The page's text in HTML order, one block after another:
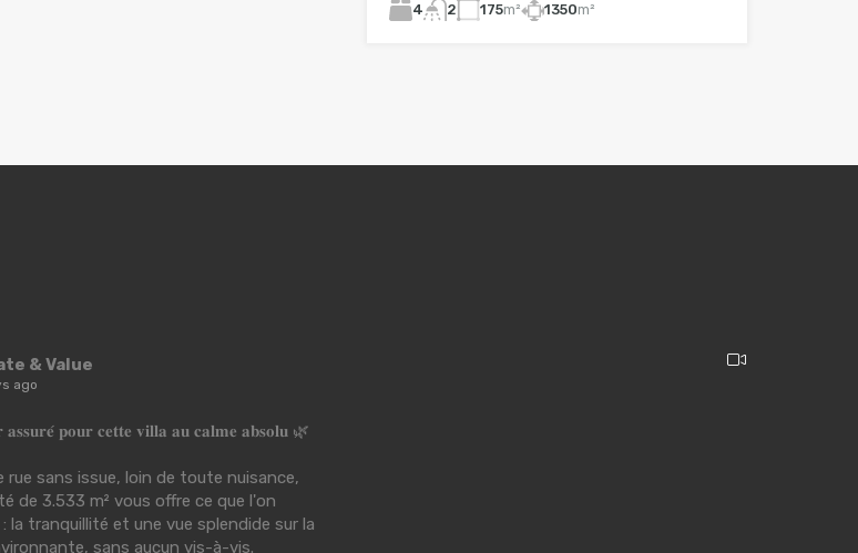
4 2 175m² 1350m²
& Value
ago
𝐩𝐨𝐮𝐫 𝐜𝐞𝐭𝐭𝐞 𝐯𝐢𝐥𝐥𝐚 𝐚𝐮 𝐜𝐚𝐥𝐦𝐞 𝐚𝐛𝐬𝐨𝐥𝐮 🌿
rue sans issue, loin de toute nuisance,
de 3.533 m² vous offre ce que l'on
la tranquillité et une vue splendide sur la
sans aucun vis-à-vis.